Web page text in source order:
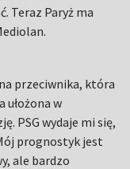
Teraz Paryż ma
przeciwnika, która
ułożona w
PSG wydaje mi się,
prognostyk jest
ale bardzo